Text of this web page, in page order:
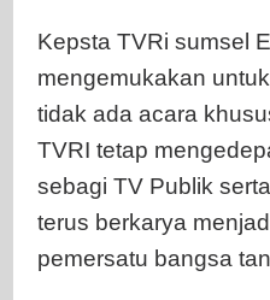
Kepsta TVRi sumsel
mengemukakan
tidak ada acara
TVRI tetap
sebagi TV Publik
terus berkarya
pemersatu bangsa